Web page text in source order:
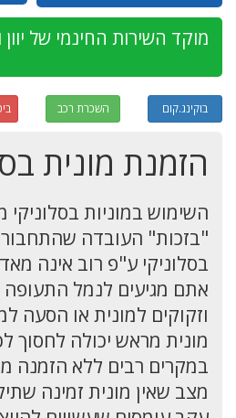
מוקד השירות החינמי של יוון
בוקינג.קום השכרת רכב
הזמנת מונית
השימוש במוניות
"בזכות" העובדה
בסלוניקי ע"פ רוב אינה
אתם מגיעים לנמל התעופה
וזקוקים למונית או הסעה
מונית מראש יכולה
במקרים רבים ללא הזמנה
מצב שאין מונית זמינה